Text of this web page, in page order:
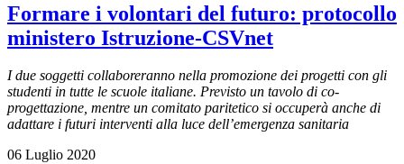
Formare i volontari del futuro: protocollo
ministero Istruzione-CSVnet
I due soggetti collaboreranno nella promozione dei progetti con gli
studenti in tutte le scuole italiane. Previsto un tavolo di co-
progettazione, mentre un comitato paritetico si occuperà anche di
adattare i futuri interventi alla luce dell’emergenza sanitaria
06 Luglio 2020